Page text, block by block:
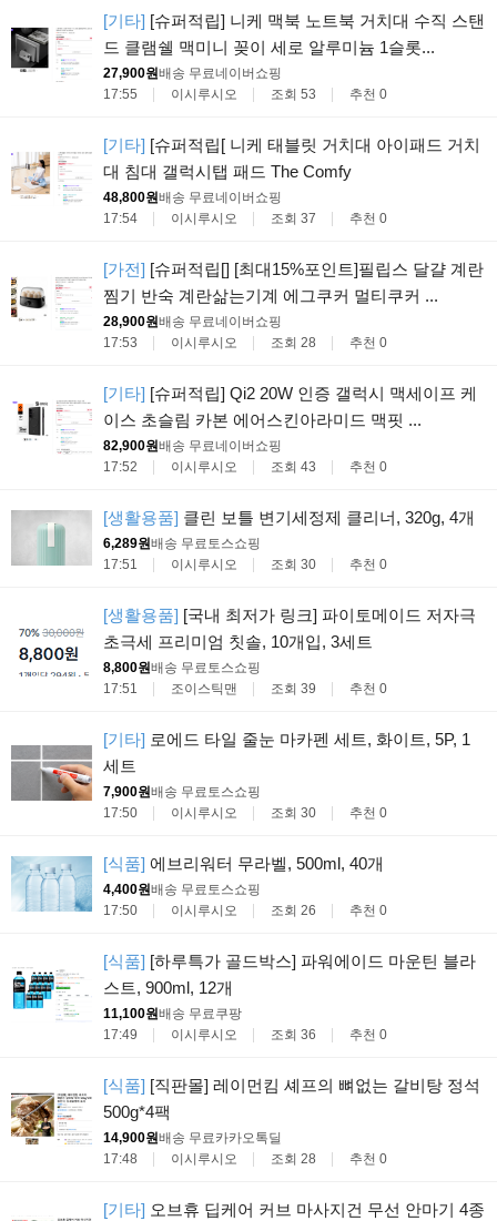
[기타] [슈퍼적립] 니케 맥북 노트북 거치대 수직 스탠
드 클램쉘 맥미니 꽂이 세로 알루미늄 1슬롯...
27,900원배송 무료네이버쇼핑
17:55
이시루시오 조회 53 추천 0
[기타] [슈퍼적립[ 니케 태블릿 거치대 아이패드 거치
대 침대 갤럭시탭 패드 The Comfy
48,800원배송 무료네이버쇼핑
17:54
이시루시오 조회 37 추천 0
[가전] [슈퍼적립[] [최대15%포인트]필립스 달걀 계란
찜기 반숙 계란삶는기계 에그쿠커 멀티쿠커 ...
28,900원배송 무료네이버쇼핑
17:53
이시루시오 조회 28 추천 0
[기타] [슈퍼적립] Qi2 20W 인증 갤럭시 맥세이프 케
이스 초슬림 카본 에어스킨아라미드 맥핏 ...
82,900원배송 무료네이버쇼핑
17:52
이시루시오 조회 43 추천 0
[생활용품] 클린 보틀 변기세정제 클리너, 320g, 4개
6,289원배송 무료 토스쇼핑
17:51
이시루시오 조회 30 추천 0
[생활용품] [국내 최저가 링크] 파이토메이드 저자극
초극세 프리미엄 칫솔, 10개입, 3세트
8,800원배송 무료 토스쇼핑
17:51
조이스틱맨 조회 39 추천 0
[기타] 로에드 타일 줄눈 마카펜 세트, 화이트, 5P, 1
세트
7,900원배송 무료 토스쇼핑
17:50
이시루시오 조회 30 추천 0
[식품] 에브리워터 무라벨, 500ml, 40개
4,400원배송 무료 토스쇼핑
17:50
이시루시오 조회 26 추천 0
[식품] [하루특가 골드박스] 파워에이드 마운틴 블라
스트, 900ml, 12개
11,100원배송 무료 쿠팡
17:49
이시루시오 조회 36 추천 0
[식품] [직판몰] 레이먼킴 셰프의 뼈없는 갈비탕 정석
500g*4팩
14,900원배송 무료 카카오톡딜
17:48
이시루시오 조회 28 추천 0
[기타] 오브휴 딥케어 커브 마사지건 무선 안마기 4종